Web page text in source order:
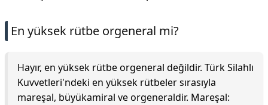
En yüksek rütbe orgeneral mi?
Hayır, en yüksek rütbe orgeneral değildir. Türk Silahlı
Kuvvetleri'ndeki en yüksek rütbeler sırasıyla
mareşal, büyükamiral ve orgeneraldir. Mareşal: